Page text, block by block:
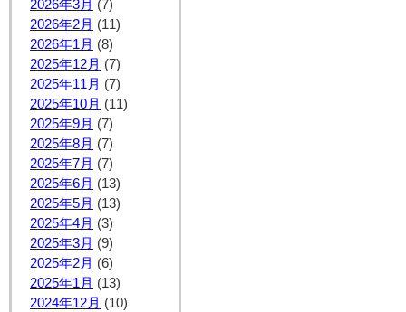
2026年3月 (7)
2026年2月 (11)
2026年1月 (8)
2025年12月 (7)
2025年11月 (7)
2025年10月 (11)
2025年9月 (7)
2025年8月 (7)
2025年7月 (7)
2025年6月 (13)
2025年5月 (13)
2025年4月 (3)
2025年3月 (9)
2025年2月 (6)
2025年1月 (13)
2024年12月 (10)